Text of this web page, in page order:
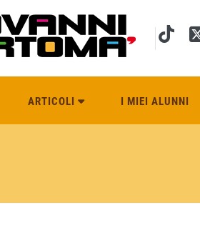
ARTICOLI I MIEI ALUNNI